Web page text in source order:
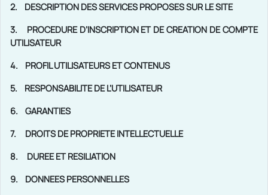
2. DESCRIPTION DES SERVICES PROPOSES SUR LE SITE
3. PROCEDURE D’INSCRIPTION ET DE CREATION DE COMPTE
UTILISATEUR
4. PROFIL UTILISATEURS ET CONTENUS
5. RESPONSABILITE DE L’UTILISATEUR
6. GARANTIES
7.
DROITS DE PROPRIETE INTELLECTUELLE
8.
DUREE ET RESILIATION
9. DONNEES PERSONNELLES